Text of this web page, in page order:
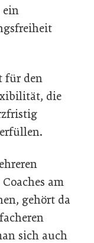
ein
für den
die
am
gehört da
sich auch